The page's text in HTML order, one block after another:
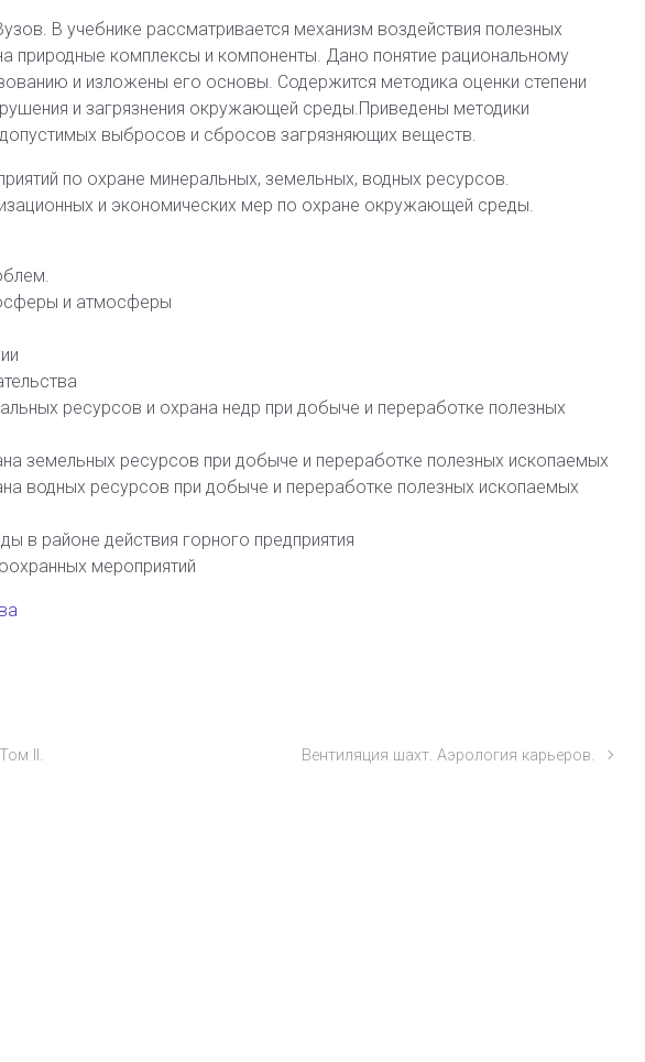
В учебнике рассматривается механизм воздействия полезных
природные комплексы и компоненты. Дано понятие рациональному
и изложены его основы. Содержится методика оценки степени
и загрязнения окружающей среды.Приведены методики
выбросов и сбросов загрязняющих веществ.
по охране минеральных, земельных, водных ресурсов.
и экономических мер по охране окружающей среды.
и атмосферы
ресурсов и охрана недр при добыче и переработке полезных
земельных ресурсов при добыче и переработке полезных ископаемых
водных ресурсов при добыче и переработке полезных ископаемых
в районе действия горного предприятия
мероприятий
II. Вентиляция шахт. Аэрология карьеров.